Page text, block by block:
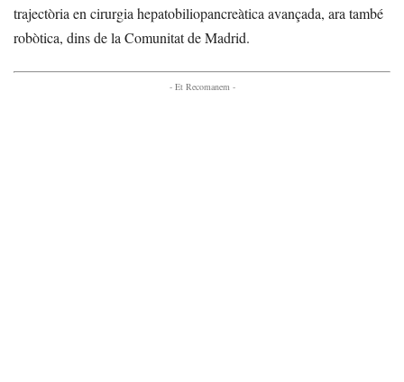
trajectòria en cirurgia hepatobiliopancreàtica avançada, ara també
robòtica, dins de la Comunitat de Madrid.
- Et Recomanem -